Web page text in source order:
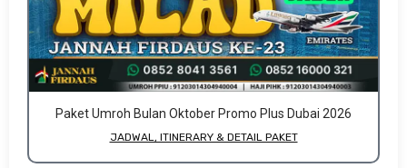
Paket Umroh Bulan Oktober Promo Plus Dubai 2026
JADWAL, ITINERARY & DETAIL PAKET